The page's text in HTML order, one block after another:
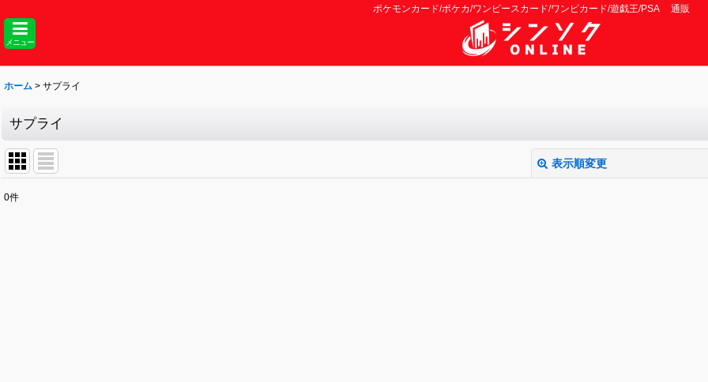
ポケモンカード/ポケカ/ワンピースカード/ワンピカード/遊戯王/PSA 通販
メニュー
ホーム > サプライ
サプライ
表示順変更
0件